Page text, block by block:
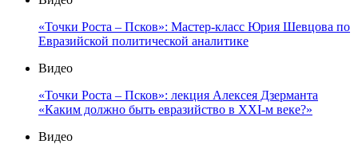
«Точки Роста – Псков»: Мастер-класс Юрия Шевцова по
Евразийской политической аналитике
Видео
«Точки Роста – Псков»: лекция Алексея Дзерманта
«Каким должно быть евразийство в XXI-м веке?»
Видео